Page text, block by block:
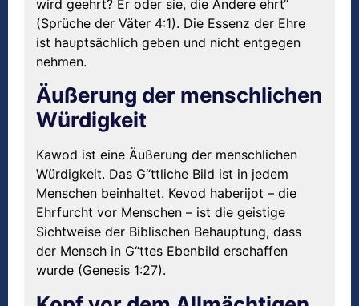
wird geehrt? Er oder sie, die Andere ehrt“
(Sprüche der Väter 4:1). Die Essenz der Ehre
ist hauptsächlich geben und nicht entgegen
nehmen.
Äußerung der menschlichen
Würdigkeit
Kawod ist eine Äußerung der menschlichen
Würdigkeit. Das G“ttliche Bild ist in jedem
Menschen beinhaltet. Kevod haberijot – die
Ehrfurcht vor Menschen – ist die geistige
Sichtweise der Biblischen Behauptung, dass
der Mensch in G“ttes Ebenbild erschaffen
wurde (Genesis 1:27).